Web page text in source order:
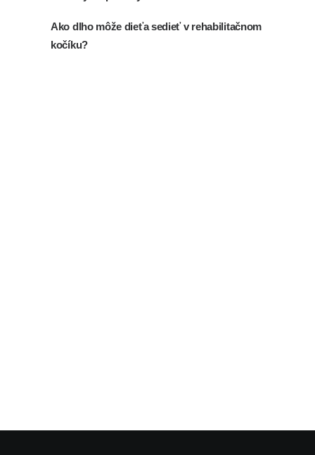
Ako dlho môže dieťa sedieť v rehabilitačnom
kočíku?